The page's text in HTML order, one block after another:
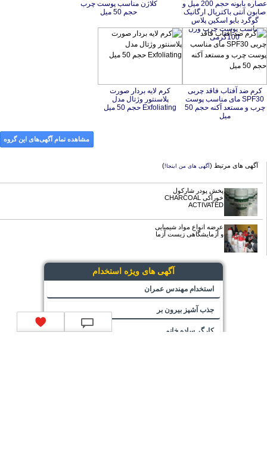
100گرمی
حجم 50 میل
کرم ضد آفتاب فاقد چربی
SPF30 مای مناسب پوست
چرب و مستعد آکنه حجم 50
میل
کرم لایه بردار صورت
پلاسنتور وژتال مدل
Exfoliating حجم 50 میل
مشاهده تمام آگهی‌های این گروه
آگهی های مرتبط (آگهی های من اینجا!)
پخش پودر شارکول
خوراکی CHARCOAL
ACTIVATED
عرضه انواع مواد شیمیایی
و آزمایشگاهی زیست آزما
آگهی های ویژه استخدام
استخدام مهندس عمران
جذب آشپز بیرون بر
کارگر ساده خانم